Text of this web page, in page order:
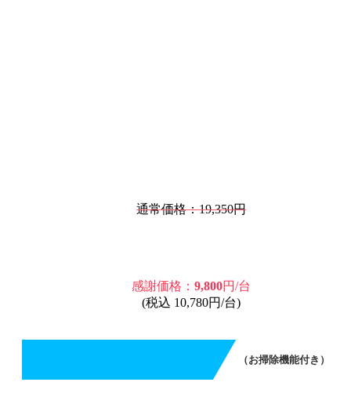
通常価格：19,350円
感謝価格： 9,800円/台
(税込 10,780円/台)
エアコンクリーニング（お掃除機能付き）
（お掃除機能付き）